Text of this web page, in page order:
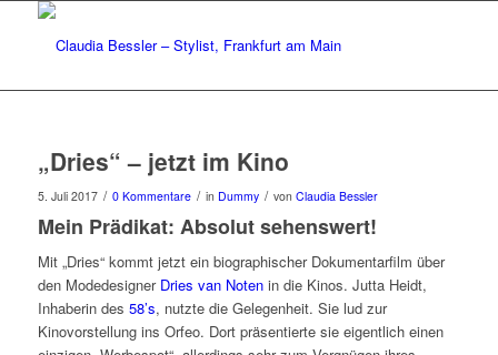
„Dries“ – jetzt im Kino
5. Juli 2017 / 0 Kommentare / in Dummy / von Claudia Bessler
Mein Prädikat: Absolut sehenswert!
Mit „Dries“ kommt jetzt ein biographischer Dokumentarfilm über
den Modedesigner Dries van Noten in die Kinos. Jutta Heidt,
Inhaberin des 58’s, nutzte die Gelegenheit. Sie lud zur
Kinovorstellung ins Orfeo. Dort präsentierte sie eigentlich einen